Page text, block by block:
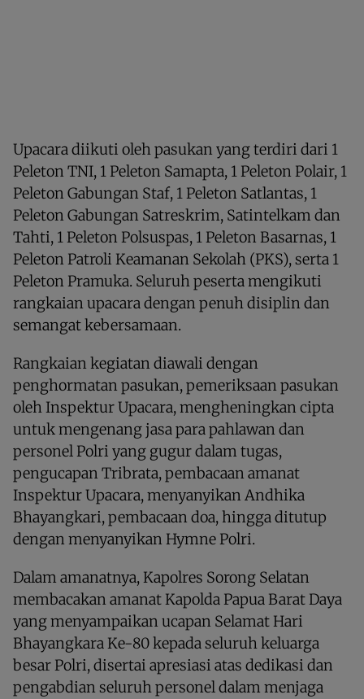
Upacara diikuti oleh pasukan yang terdiri dari 1
Peleton TNI, 1 Peleton Samapta, 1 Peleton Polair, 1
Peleton Gabungan Staf, 1 Peleton Satlantas, 1
Peleton Gabungan Satreskrim, Satintelkam dan
Tahti, 1 Peleton Polsuspas, 1 Peleton Basarnas, 1
Peleton Patroli Keamanan Sekolah (PKS), serta 1
Peleton Pramuka. Seluruh peserta mengikuti
rangkaian upacara dengan penuh disiplin dan
semangat kebersamaan.
Rangkaian kegiatan diawali dengan
penghormatan pasukan, pemeriksaan pasukan
oleh Inspektur Upacara, mengheningkan cipta
untuk mengenang jasa para pahlawan dan
personel Polri yang gugur dalam tugas,
pengucapan Tribrata, pembacaan amanat
Inspektur Upacara, menyanyikan Andhika
Bhayangkari, pembacaan doa, hingga ditutup
dengan menyanyikan Hymne Polri.
Dalam amanatnya, Kapolres Sorong Selatan
membacakan amanat Kapolda Papua Barat Daya
yang menyampaikan ucapan Selamat Hari
Bhayangkara Ke-80 kepada seluruh keluarga
besar Polri, disertai apresiasi atas dedikasi dan
pengabdian seluruh personel dalam menjaga